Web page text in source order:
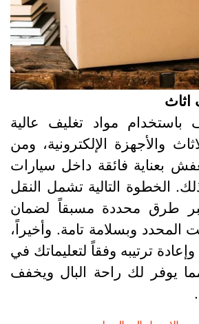
مواد تغليف عالية
والأجهزة الإلكترونية، ومن
بعناية فائقة داخل سيارات
الخطوة التالية تشمل النقل
طرق محددة مسبقاً لضمان
وبسلامة تامة. وأخيراً،
ترتيبه وفقاً لتعليماتك في
يوفر لك راحة البال ويخفف